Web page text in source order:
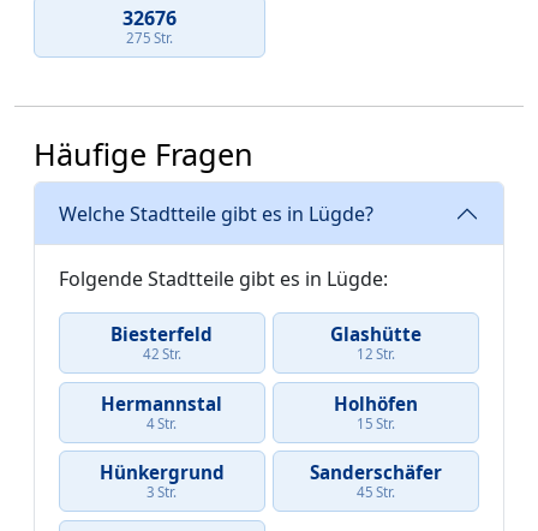
32676
275 Str.
Häufige Fragen
Welche Stadtteile gibt es in Lügde?
Folgende Stadtteile gibt es in Lügde:
Biesterfeld
42 Str.
Glashütte
12 Str.
Hermannstal
4 Str.
Holhöfen
15 Str.
Hünkergrund
3 Str.
Sanderschäfer
45 Str.